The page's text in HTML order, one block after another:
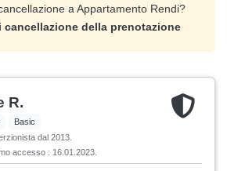
a Appartamento Rendi?
della prenotazione
R.
Basic
dal 2013.
accesso : 16.01.2023.